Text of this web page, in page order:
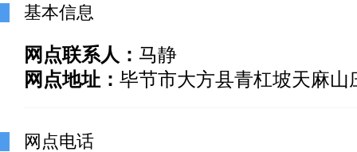
基本信息
网点联系人： 马静
网点地址： 毕节市大方县青杠坡天麻山
网点电话